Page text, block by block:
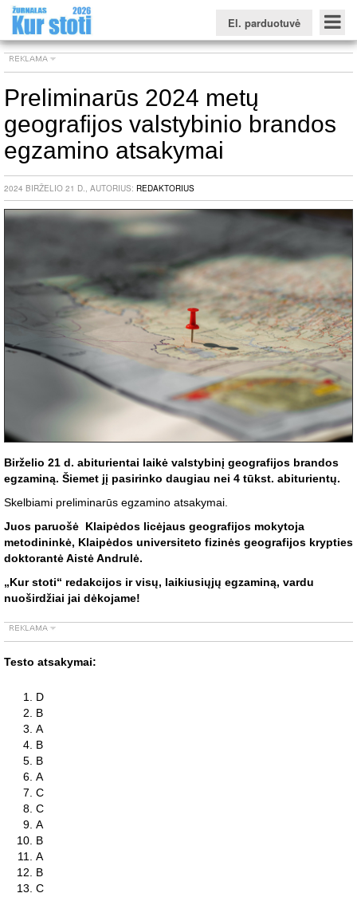
El. parduotuvė
Konkursinio balo skaičiuoklė Žurnalas KUR STOTI Žurnalas KUO BŪTI
FORUMAS Naujienos Svarbiausios datos Apie studijas užsienyje
Kolegijų sritis
Profesinių mokyklų sritis
Preliminarūs 2024 metų
geografijos valstybinio brandos
egzamino atsakymai
2024 BIRŽELIO 21 D., AUTORIUS: REDAKTORIUS
Birželio 21 d. abiturientai laikė valstybinį geografijos brandos
egzaminą. Šiemet jį pasirinko daugiau nei 4 tūkst. abiturientų.
Skelbiami preliminarūs egzamino atsakymai.
Juos paruošė Klaipėdos licėjaus geografijos mokytoja
metodininkė, Klaipėdos universiteto fizinės geografijos krypties
doktorantė Aistė Andrulė.
„Kur stoti“ redakcijos ir visų, laikiusiųjų egzaminą, vardu
nuoširdžiai jai dėkojame!
Testo atsakymai:
D
B
A
B
B
A
C
C
A
B
A
B
C